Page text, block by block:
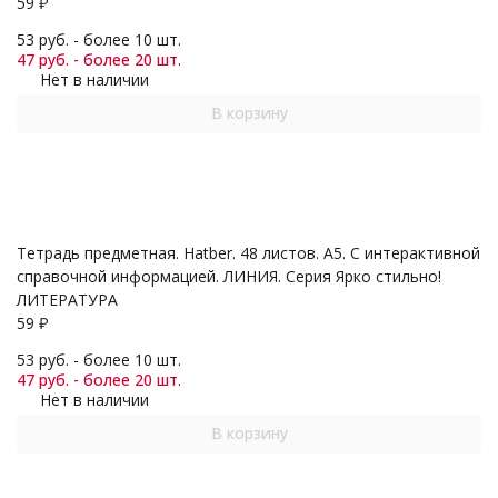
53 руб. - более 10 шт.
47 руб. - более 20 шт.
Нет в наличии
В корзину
Тетрадь предметная. Hatber. 48 листов. А5. С интерактивной
справочной информацией. ЛИНИЯ. Серия Ярко стильно!
ЛИТЕРАТУРА
59 ₽
53 руб. - более 10 шт.
47 руб. - более 20 шт.
Нет в наличии
В корзину